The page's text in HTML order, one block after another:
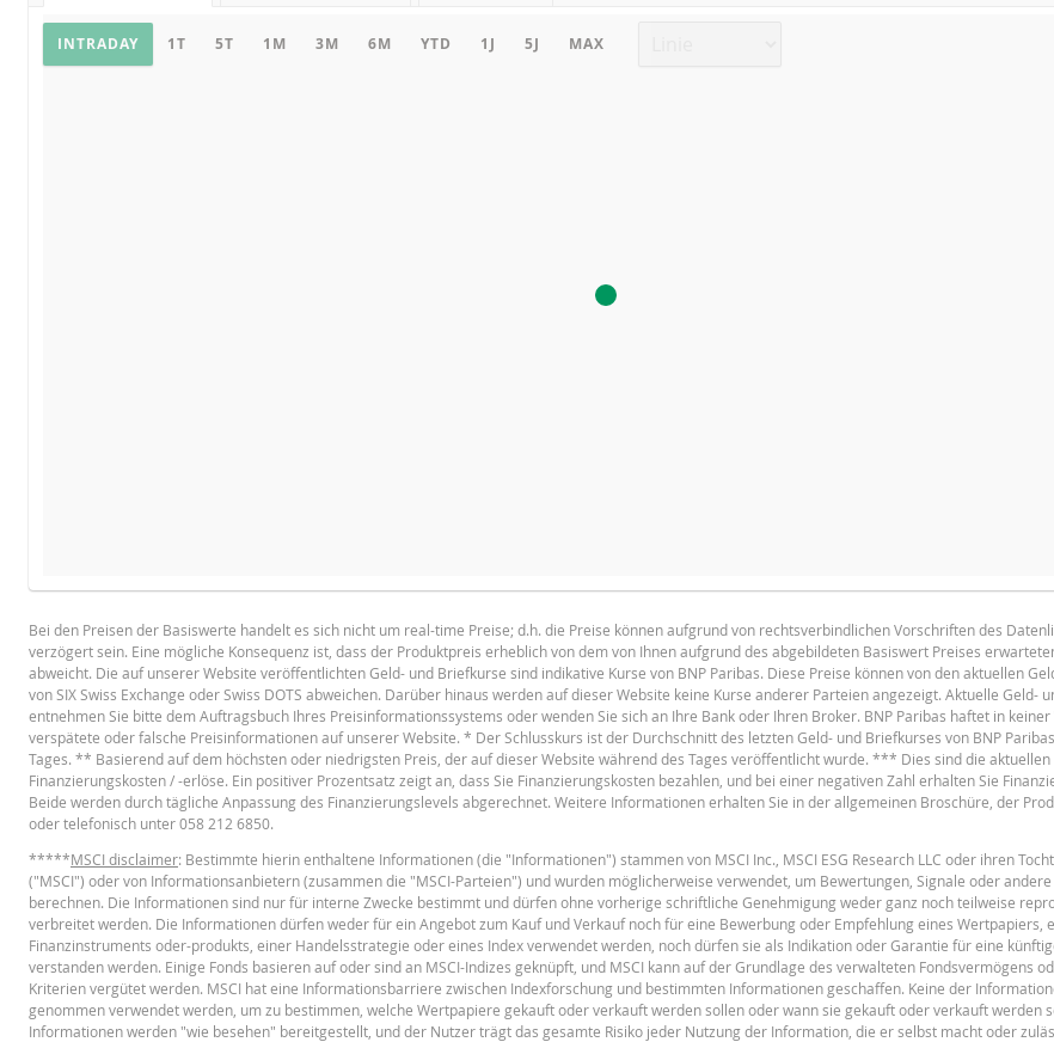
Chart
INTRADAY 1T 5T 1M 3M 6M YTD 1J 5J MAX
Der Rechner für dieses Produkt ist deaktiviert, da der Stop-Loss-Level
BROSCHÜRE
Deutsch PDF English
BASISPROSPEKT
English
TERMSHEET
Deutsch (Schweiz) PDF
Bei den Preisen der Basiswerte handelt es sich nicht um real-time Preise; d.h. die Preise können aufgrund von rechtsverbindlichen Vorschriften des
verzögert sein. Eine mögliche Konsequenz ist, dass der Produktpreis erheblich von dem von Ihnen aufgrund des abgebildeten Basiswert Preises
abweicht. Die auf unserer Website veröffentlichten Geld- und Briefkurse sind indikative Kurse von BNP Paribas. Diese Preise können von den aktuellen
von SIX Swiss Exchange oder Swiss DOTS abweichen. Darüber hinaus werden auf dieser Website keine Kurse anderer Parteien angezeigt. Aktuelle Geld-
entnehmen Sie bitte dem Auftragsbuch Ihres Preisinformationssystems oder wenden Sie sich an Ihre Bank oder Ihren Broker. BNP Paribas haftet in
verspätete oder falsche Preisinformationen auf unserer Website. * Der Schlusskurs ist der Durchschnitt des letzten Geld- und Briefkurses von BNP
Tages. ** Basierend auf dem höchsten oder niedrigsten Preis, der auf dieser Website während des Tages veröffentlicht wurde. *** Dies sind die aktuellen
Finanzierungskosten / -erlöse. Ein positiver Prozentsatz zeigt an, dass Sie Finanzierungskosten bezahlen, und bei einer negativen Zahl erhalten Sie
Beide werden durch tägliche Anpassung des Finanzierungslevels abgerechnet. Weitere Informationen erhalten Sie in der allgemeinen Broschüre, der
oder telefonisch unter 058 212 6850.
*****MSCI disclaimer: Bestimmte hierin enthaltene Informationen (die "Informationen") stammen von MSCI Inc., MSCI ESG Research LLC oder ihren
("MSCI") oder von Informationsanbietern (zusammen die "MSCI-Parteien") und wurden möglicherweise verwendet, um Bewertungen, Signale oder
berechnen. Die Informationen sind nur für interne Zwecke bestimmt und dürfen ohne vorherige schriftliche Genehmigung weder ganz noch teilweise
verbreitet werden. Die Informationen dürfen weder für ein Angebot zum Kauf und Verkauf noch für eine Bewerbung oder Empfehlung eines Wertpapiers,
Finanzinstruments oder-produkts, einer Handelsstrategie oder eines Index verwendet werden, noch dürfen sie als Indikation oder Garantie für eine
verstanden werden. Einige Fonds basieren auf oder sind an MSCI-Indizes geknüpft, und MSCI kann auf der Grundlage des verwalteten Fondsvermögens
Kriterien vergütet werden. MSCI hat eine Informationsbarriere zwischen Indexforschung und bestimmten Informationen geschaffen. Keine der
genommen verwendet werden, um zu bestimmen, welche Wertpapiere gekauft oder verkauft werden sollen oder wann sie gekauft oder verkauft werden
Informationen werden "wie besehen" bereitgestellt, und der Nutzer trägt das gesamte Risiko jeder Nutzung der Information, die er selbst macht oder